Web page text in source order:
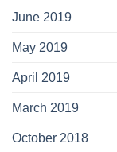
June 2019
May 2019
April 2019
March 2019
October 2018